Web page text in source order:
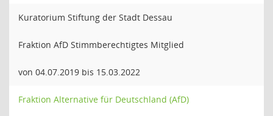
Kuratorium Stiftung der Stadt Dessau
Fraktion AfD Stimmberechtigtes Mitglied
von 04.07.2019 bis 15.03.2022
Fraktion Alternative für Deutschland (AfD)